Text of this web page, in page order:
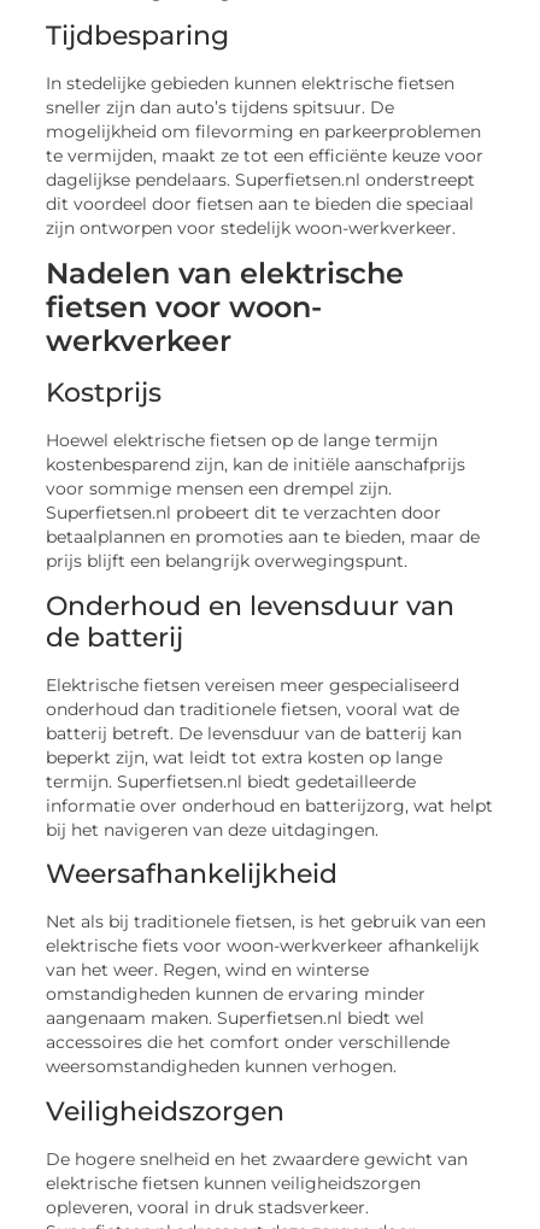
Tijdbesparing
In stedelijke gebieden kunnen elektrische fietsen
sneller zijn dan auto’s tijdens spitsuur. De
mogelijkheid om filevorming en parkeerproblemen
te vermijden, maakt ze tot een efficiënte keuze voor
dagelijkse pendelaars. Superfietsen.nl onderstreept
dit voordeel door fietsen aan te bieden die speciaal
zijn ontworpen voor stedelijk woon-werkverkeer.
Nadelen van elektrische
fietsen voor woon-
werkverkeer
Kostprijs
Hoewel elektrische fietsen op de lange termijn
kostenbesparend zijn, kan de initiële aanschafprijs
voor sommige mensen een drempel zijn.
Superfietsen.nl probeert dit te verzachten door
betaalplannen en promoties aan te bieden, maar de
prijs blijft een belangrijk overwegingspunt.
Onderhoud en levensduur van
de batterij
Elektrische fietsen vereisen meer gespecialiseerd
onderhoud dan traditionele fietsen, vooral wat de
batterij betreft. De levensduur van de batterij kan
beperkt zijn, wat leidt tot extra kosten op lange
termijn. Superfietsen.nl biedt gedetailleerde
informatie over onderhoud en batterijzorg, wat helpt
bij het navigeren van deze uitdagingen.
Weersafhankelijkheid
Net als bij traditionele fietsen, is het gebruik van een
elektrische fiets voor woon-werkverkeer afhankelijk
van het weer. Regen, wind en winterse
omstandigheden kunnen de ervaring minder
aangenaam maken. Superfietsen.nl biedt wel
accessoires die het comfort onder verschillende
weersomstandigheden kunnen verhogen.
Veiligheidszorgen
De hogere snelheid en het zwaardere gewicht van
elektrische fietsen kunnen veiligheidszorgen
opleveren, vooral in druk stadsverkeer.